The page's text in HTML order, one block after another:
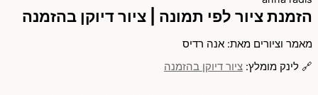
הזמנת ציור לפי תמונה | ציור דיוקן בהזמנה
מאמר וציורים מאת: אנה רדיס
🔗 לינק מומלץ: ציור דיוקן בהזמנה